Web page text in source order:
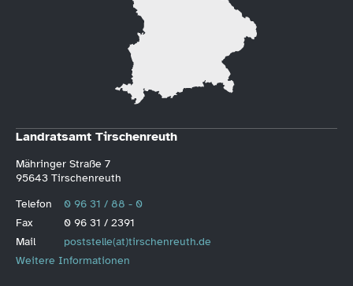
Landratsamt Tirschenreuth
Mähringer Straße 7
95643 Tirschenreuth
Telefon
0 96 31 / 88 - 0
Fax
0 96 31 / 2391
Mail
poststelle(at)tirschenreuth.de
Weitere Informationen